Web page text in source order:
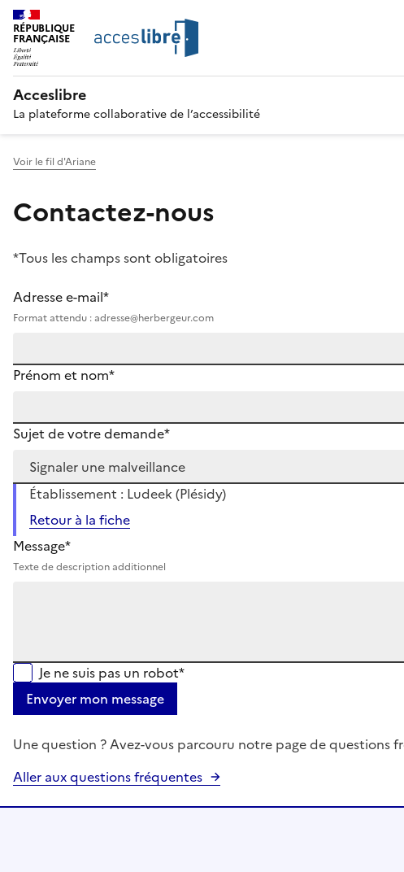
RÉPUBLIQUE
FRANÇAISE
Acceslibre
La plateforme collaborative de l’accessibilité
Voir le fil d'Ariane
Contactez-nous
*Tous les champs sont obligatoires
Adresse e-mail*
Format attendu : adresse@herbergeur.com
Prénom et nom*
Sujet de votre demande*
Établissement : Ludeek (Plésidy)
Retour à la fiche
Message*
Texte de description additionnel
Je ne suis pas un robot*
Envoyer mon message
Une question ? Avez-vous parcouru notre page de questions
Aller aux questions fréquentes